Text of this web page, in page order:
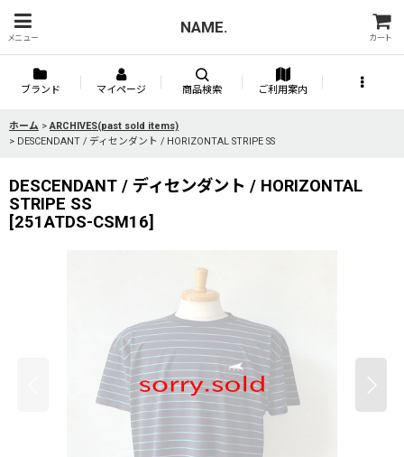
メニュー
NAME.
カート
ブランド マイページ 商品検索 ご利用案内
ホーム > ARCHIVES(past sold items)
> DESCENDANT / ディセンダント / HORIZONTAL STRIPE SS
DESCENDANT / ディセンダント / HORIZONTAL
STRIPE SS
[251ATDS-CSM16]